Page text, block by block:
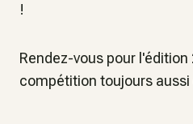
!
Rendez-vous pour l'édition
compétition toujours aussi